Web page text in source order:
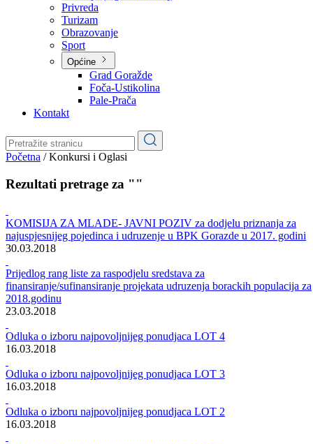
O kantonu
Simboli kantona (Grb, zastava)
Historija (digitalni muzej)
Privreda
Turizam
Obrazovanje
Općine
Pale-Prača
Kontakt
Konkursi i Oglasi
Rezultati pretrage za ""